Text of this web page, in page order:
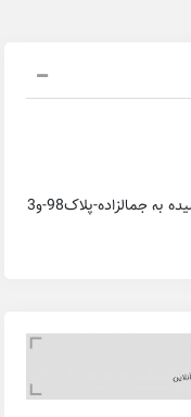
جمالزاده-پلاک98-و3